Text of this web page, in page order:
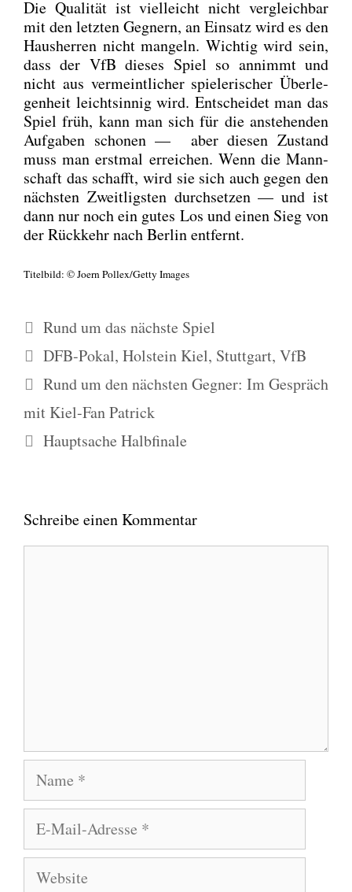
Die Qua­li­tät ist viel­leicht nicht ver­gleich­bar
mit den letz­ten Geg­nern, an Ein­satz wird es den
Haus­her­ren nicht man­geln. Wich­tig wird sein,
dass der VfB die­ses Spiel so annimmt und
nicht aus ver­meint­li­cher spie­le­ri­scher Über­le­
gen­heit leicht­sin­nig wird. Ent­schei­det man das
Spiel früh, kann man sich für die anste­hen­den
Auf­ga­ben scho­nen — aber die­sen Zustand
muss man erst­mal errei­chen. Wenn die Mann­
schaft das schafft, wird sie sich auch gegen den
nächs­ten Zweit­ligs­ten durch­set­zen — und ist
dann nur noch ein gutes Los und einen Sieg von
der Rück­kehr nach Ber­lin ent­fernt.
Titel­bild: © Joern Pollex/Getty Images
Kategorien
Rund um das nächste Spiel
Schlagwörter
DFB-Pokal, Holstein Kiel, Stuttgart, VfB
Rund um den nächsten Gegner: Im Gespräch
mit Kiel-Fan Patrick
Hauptsache Halbfinale
Schreibe einen Kommentar
Kommentar
Name
E-
Mail-
Adresse
Website